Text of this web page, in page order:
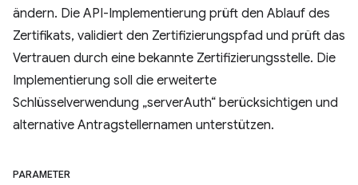
ändern. Die API-Implementierung prüft den Ablauf des
Zertifikats, validiert den Zertifizierungspfad und prüft das
Vertrauen durch eine bekannte Zertifizierungsstelle. Die
Implementierung soll die erweiterte
Schlüsselverwendung „serverAuth“ berücksichtigen und
alternative Antragstellernamen unterstützen.
PARAMETER